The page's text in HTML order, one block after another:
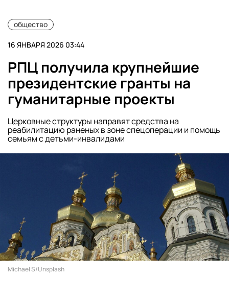
общество
16 ЯНВАРЯ 2026 03:44
РПЦ получила крупнейшие
президентские гранты на
гуманитарные проекты
Церковные структуры направят средства на
реабилитацию раненых в зоне спецоперации и помощь
семьям с детьми-инвалидами
Michael S/Unsplash